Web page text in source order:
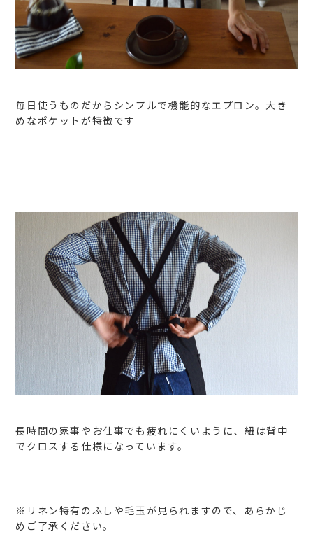
毎日使うものだからシンプルで機能的なエプロン。大き
めなポケットが特徴です
長時間の家事やお仕事でも疲れにくいように、紐は背中
でクロスする仕様になっています。
※リネン特有のふしや毛玉が見られますので、あらかじ
めご了承ください。